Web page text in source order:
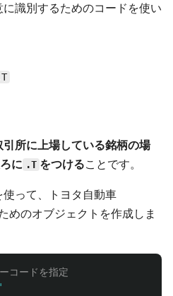
識別するためのコードを使い
引所に上場している銘柄の場
に .T をつけることです。
使って、トヨタ自動車
めのオブジェクトを作成しま
'